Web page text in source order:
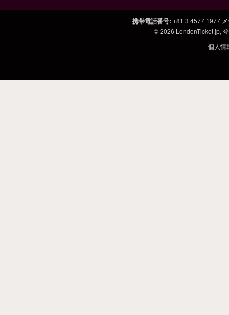
携帯電話番号: +81 3 4577 1977
© 2026 LondonTicket.jp,
個人情